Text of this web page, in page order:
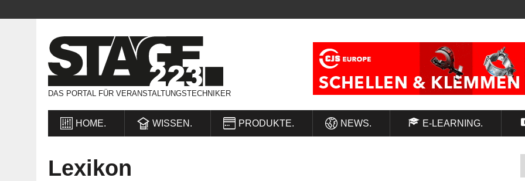
DAS PORTAL FÜR VERANSTALTUNGSTECHNIKER
HOME. WISSEN. PRODUKTE. NEWS. E-LEARNING.
Lexikon